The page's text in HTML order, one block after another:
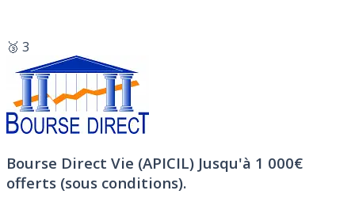
🥉 3
Bourse Direct Vie (APICIL) Jusqu'à 1 000€
offerts (sous conditions).